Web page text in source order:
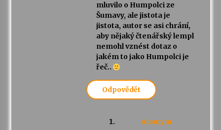
mluvilo o Humpolci ze
Šumavy, ale jistota je
jistota, autor se asi chrání,
aby nějaký čtenářský lempl
nemohl vznést dotaz o
jakém to jako Humpolci je
řeč..
Odpovědět
Anonym